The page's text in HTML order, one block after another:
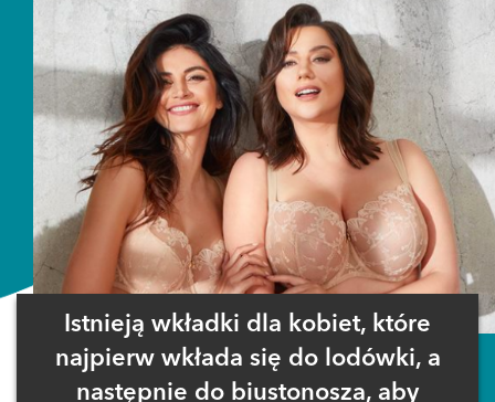
Istnieją wkładki dla kobiet, które
najpierw wkłada się do lodówki, a
następnie do biustonosza, aby